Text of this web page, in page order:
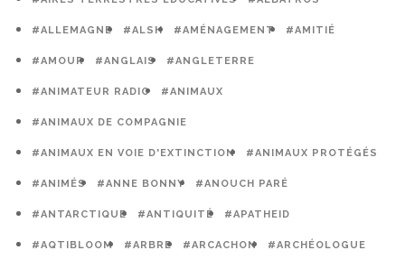
#ALLEMAGNE #ALSH #AMÉNAGEMENT #AMITIÉ
#AMOUR #ANGLAIS #ANGLETERRE
#ANIMATEUR RADIO #ANIMAUX
#ANIMAUX DE COMPAGNIE
#ANIMAUX EN VOIE D'EXTINCTION #ANIMAUX PROTÉGÉS
#ANIMÉS #ANNE BONNY #ANOUCH PARÉ
#ANTARCTIQUE #ANTIQUITÉ #APATHEID
#AQTIBLOOM #ARBRE #ARCACHON #ARCHÉOLOGUE